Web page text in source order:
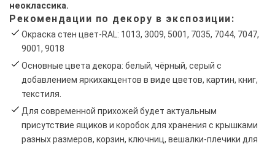
неоклассика.
Рекомендации по декору в экспозиции:
Окраска стен цвет-RAL: 1013, 3009, 5001, 7035, 7044, 7047,
9001, 9018
Основные цвета декора: белый, чёрный, серый с
добавлением яркихакцентов в виде цветов, картин, книг,
текстиля.
Для современной прихожей будет актуальным
присутствие ящиков и коробок для хранения с крышками
разных размеров, корзин, ключниц, вешалки-плечики для